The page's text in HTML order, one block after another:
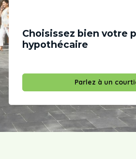
Choisissez bien votre
hypothécaire
Parlez à un